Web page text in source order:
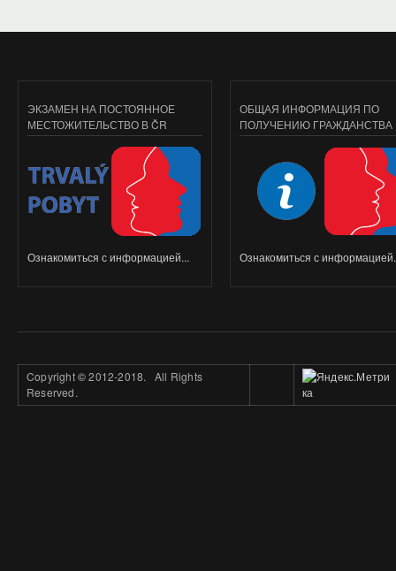
ЭКЗАМЕН НА ПОСТОЯННОЕ
МЕСТОЖИТЕЛЬСТВО В ČR
Ознакомиться с информацией...
ОБЩАЯ ИНФОРМАЦИЯ ПО
ПОЛУЧЕНИЮ ГРАЖДАНСТВА
Ознакомиться с
Copyright©2012-2018. All Rights
Reserved.